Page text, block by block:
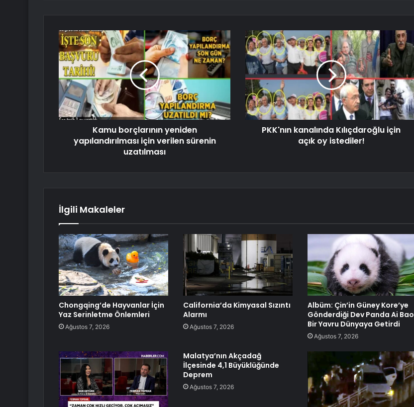
Kamu borçlarının yeniden
yapılandırılması için verilen sürenin
uzatılması
PKK'nın kanalında Kılıçdaroğlu için
açık oy istediler!
İlgili Makaleler
Chongqing’de Hayvanlar İçin
Yaz Serinletme Önlemleri
Ağustos 7, 2026
California’da Kimyasal Sızıntı
Alarmı
Ağustos 7, 2026
Albüm: Çin’in Güney Kore’ye
Gönderdiği Dev Panda Ai Bao
Bir Yavru Dünyaya Getirdi
Ağustos 7, 2026
Malatya’nın Akçadağ
İlçesinde 4,1 Büyüklüğünde
Deprem
Ağustos 7, 2026